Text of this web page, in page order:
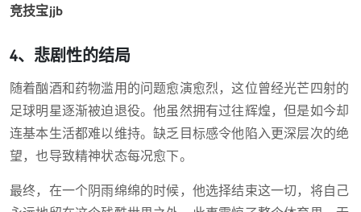
竞技宝jjb
4、悲剧性的结局
随着酗酒和药物滥用的问题愈演愈烈，这位曾经光芒四射的
足球明星逐渐被迫退役。他虽然拥有过往辉煌，但是如今却
连基本生活都难以维持。缺乏目标感令他陷入更深层次的绝
望，也导致精神状态每况愈下。
最终，在一个阴雨绵绵的时候，他选择结束这一切，将自己